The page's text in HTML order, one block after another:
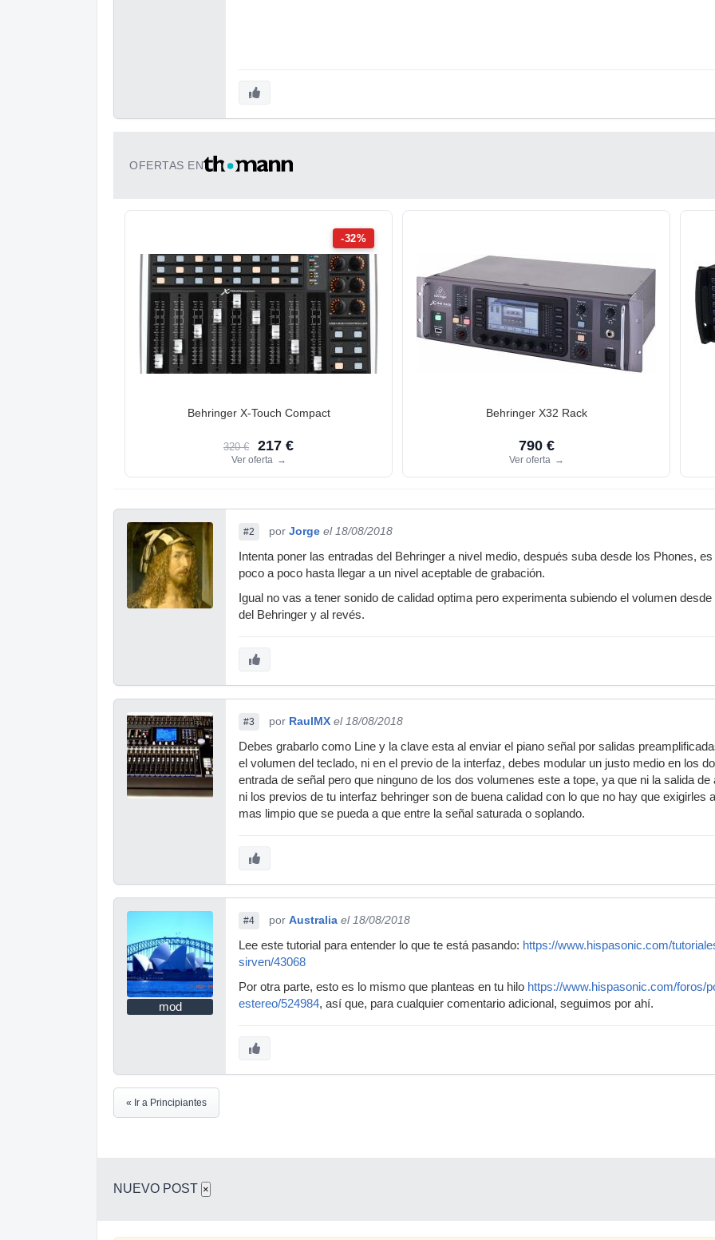
OFERTAS EN
-32%
Behringer X-Touch Compact
320 € 217 €
Ver oferta →
Behringer X32 Rack
790 €
Ver oferta →
#2 por Jorge el 18/08/2018
Intenta poner las entradas del Behringer a nivel medio, después suba desde los Phones,
poco a poco hasta llegar a un nivel aceptable de grabación.
Igual no vas a tener sonido de calidad optima pero experimenta subiendo el volumen
del Behringer y al revés.
#3 por RaulMX el 18/08/2018
Debes grabarlo como Line y la clave esta al enviar el piano señal por salidas
el volumen del teclado, ni en el previo de la interfaz, debes modular un justo medio en los
entrada de señal pero que ninguno de los dos volumenes este a tope, ya que ni la salida
ni los previos de tu interfaz behringer son de buena calidad con lo que no hay que exigirles
mas limpio que se pueda a que entre la señal saturada o soplando.
mod
#4 por Australia el 18/08/2018
Lee este tutorial para entender lo que te está pasando: https://www.hispasonic.com/
sirven/43068
Por otra parte, esto es lo mismo que planteas en tu hilo https://www.hispasonic.com/foros/
estereo/524984, así que, para cualquier comentario adicional, seguimos por ahí.
« Ir a Principiantes
NUEVO POST ×